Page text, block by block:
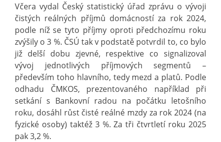
Včera vydal Český statistický úřad zprávu o vývoji
čistých reálných příjmů domácností za rok 2024,
podle níž se tyto příjmy oproti předchozímu roku
zvýšily o 3 %. ČSÚ tak v podstatě potvrdil to, co bylo
již delší dobu zjevné, respektive co signalizoval
vývoj jednotlivých příjmových segmentů –
především toho hlavního, tedy mezd a platů. Podle
odhadu ČMKOS, prezentovaného například při
setkání s Bankovní radou na počátku letošního
roku, dosáhl růst čisté reálné mzdy za rok 2024 (na
fyzické osoby) taktéž 3 %. Za tři čtvrtletí roku 2025
pak 3,2 %.